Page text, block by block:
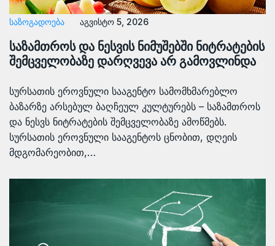
ᲡᲐᲖᲝᲒᲐᲓᲝᲔᲑᲐ აგვისტო 5, 2026
საზამთროს და ნესვის ნიმუშებში ნიტრატების
შემცველობაზე დარღვევა არ გამოვლინდა
სურსათის ეროვნული სააგენტო სამომხმარებლო
ბაზარზე არსებულ ბაღჩეულ კულტურებს – საზამთროს
და ნესვს ნიტრატების შემცველობაზე ამოწმებს.
სურსათის ეროვნული სააგენტოს ცნობით, დღეის
მდგომარეობით,…